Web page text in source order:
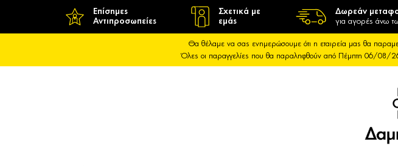
Επίσημες
Αντιπροσωπείες
Σχετικά με
εμάς
Δωρεάν
για αγορές άνω
Θα θέλαμε να σας ενημερώσουμε ότι η εταιρεία μας θα
Όλες οι παραγγελίες που θα παραληφθούν από Πέμπτη 06/